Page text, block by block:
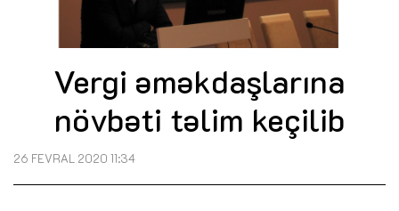
Vergi əməkdaşlarına
növbəti təlim keçilib
26 FEVRAL 2020 11:34